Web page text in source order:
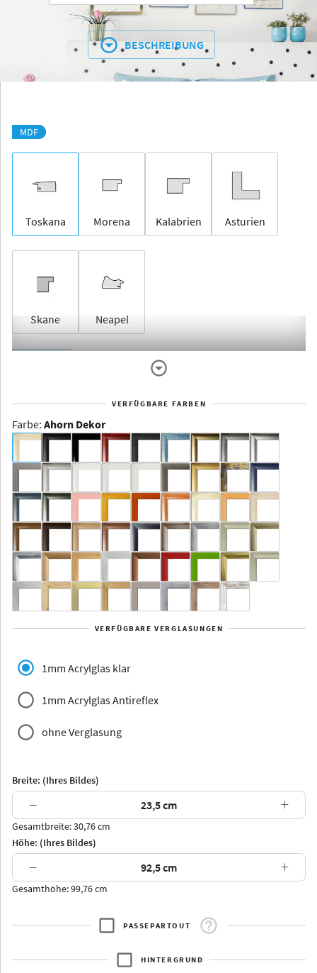
BESCHREIBUNG
MDF
Toskana Morena Kalabrien Asturien
Skane Neapel
Dakota -
Rahmenloser
Aluminium
Yukon Alaska
Jersey Dauphine
Arran Luzern
Thurgau
VERFÜGBARE FARBEN
Farbe: Ahorn Dekor
VERFÜGBARE VERGLASUNGEN
1mm Acrylglas klar
1mm Acrylglas Antireflex
ohne Verglasung
Breite: (Ihres Bildes)
− +
Gesamtbreite: 30,76 cm
Höhe: (Ihres Bildes)
− +
Gesamthöhe: 99,76 cm
PASSEPARTOUT
HINTERGRUND